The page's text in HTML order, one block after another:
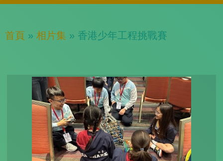
首頁 » 相片集 » 香港少年工程挑戰賽